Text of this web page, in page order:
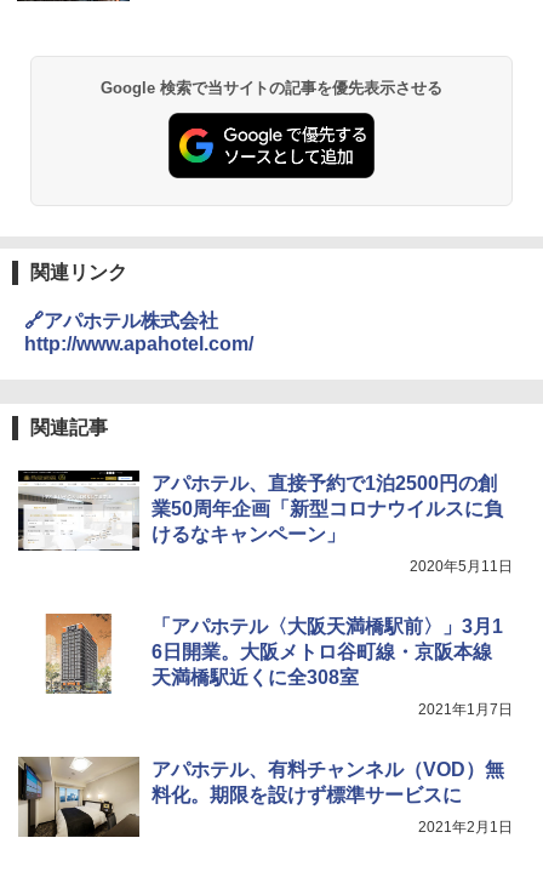
Google 検索で当サイトの記事を優先表示させる
関連リンク
🔗アパホテル株式会社
http://www.apahotel.com/
関連記事
アパホテル、直接予約で1泊2500円の創
業50周年企画「新型コロナウイルスに負
けるなキャンペーン」
2020年5月11日
「アパホテル〈大阪天満橋駅前〉」3月1
6日開業。大阪メトロ谷町線・京阪本線
天満橋駅近くに全308室
2021年1月7日
アパホテル、有料チャンネル（VOD）無
料化。期限を設けず標準サービスに
2021年2月1日